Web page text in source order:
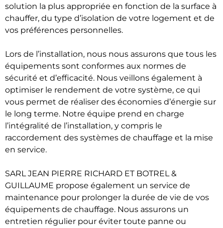
solution la plus appropriée en fonction de la surface à
chauffer, du type d’isolation de votre logement et de
vos préférences personnelles.
Lors de l’installation, nous nous assurons que tous les
équipements sont conformes aux normes de
sécurité et d’efficacité. Nous veillons également à
optimiser le rendement de votre système, ce qui
vous permet de réaliser des économies d’énergie sur
le long terme. Notre équipe prend en charge
l’intégralité de l’installation, y compris le
raccordement des systèmes de chauffage et la mise
en service.
SARL JEAN PIERRE RICHARD ET BOTREL &
GUILLAUME propose également un service de
maintenance pour prolonger la durée de vie de vos
équipements de chauffage. Nous assurons un
entretien régulier pour éviter toute panne ou